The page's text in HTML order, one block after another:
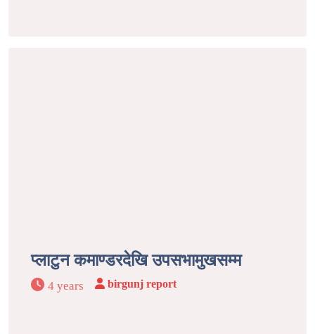
प्लाटुन कमाण्डरदेखि उपसभामुखसम्म
4 years birgunj report